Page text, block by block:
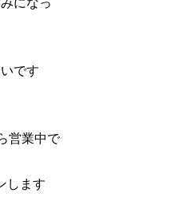
になっ
です
営業中で
します